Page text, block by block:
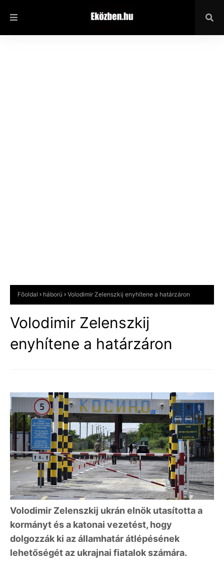
Főoldal háború Volodimir Zelenszkij enyhítene a határzáron
Volodimir Zelenszkij
enyhítene a határzáron
Volodimir Zelenszkij ukrán elnök utasította a
kormányt és a katonai vezetést, hogy
dolgozzák ki az államhatár átlépésének
lehetőségét az ukrajnai fiatalok számára.